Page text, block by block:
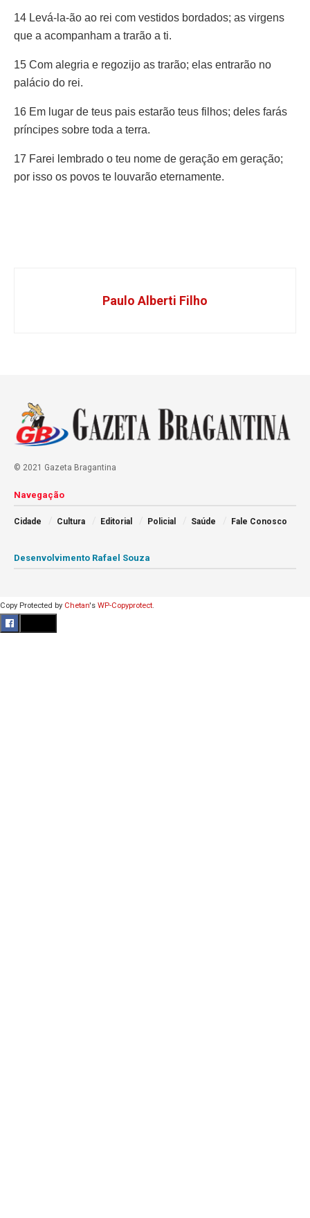
14 Levá-la-ão ao rei com vestidos bordados; as virgens
que a acompanham a trarão a ti.
15 Com alegria e regozijo as trarão; elas entrarão no
palácio do rei.
16 Em lugar de teus pais estarão teus filhos; deles farás
príncipes sobre toda a terra.
17 Farei lembrado o teu nome de geração em geração;
por isso os povos te louvarão eternamente.
Paulo Alberti Filho
© 2021 Gazeta Bragantina
Navegação
Cidade Cultura Editorial Policial Saúde Fale Conosco
Desenvolvimento Rafael Souza
Copy Protected by Chetan's WP-Copyprotect.